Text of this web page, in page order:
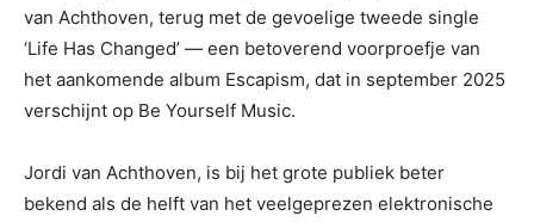
van Achthoven, terug met de gevoelige tweede single
‘Life Has Changed’ — een betoverend voorproefje van
het aankomende album Escapism, dat in september 2025
verschijnt op Be Yourself Music.
Jordi van Achthoven, is bij het grote publiek beter
bekend als de helft van het veelgeprezen elektronische